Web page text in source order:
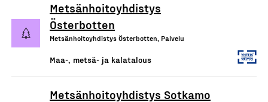
Metsänhoitoyhdistys
Österbotten
Metsänhoitoyhdistys Österbotten, Palvelu
Maa-, metsä- ja kalatalous
Metsänhoitoyhdistys Sotkamo